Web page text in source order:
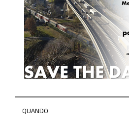
QUANDO